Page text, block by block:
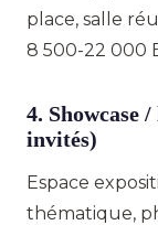
place, salle
8 500-22 000
4. Showcase
invités)
Espace
thématique,